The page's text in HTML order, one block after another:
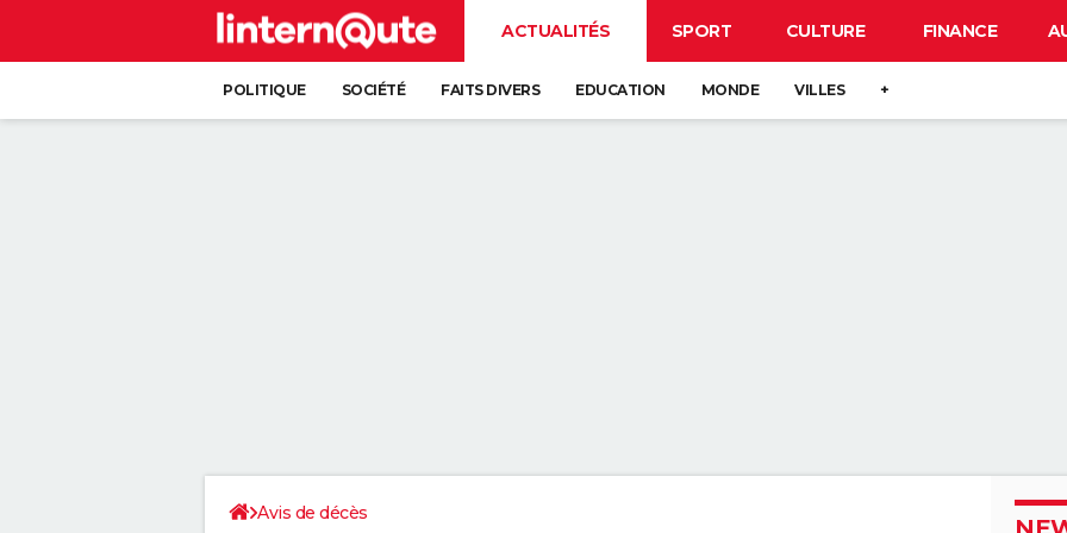
ACTUALITÉS SPORT CULTURE FINANCE
POLITIQUE SOCIÉTÉ FAITS DIVERS EDUCATION MONDE VILLES +
Avis de décès